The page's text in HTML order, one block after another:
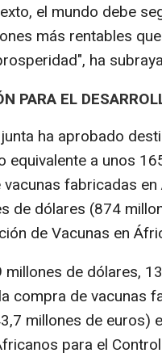
el mundo debe
más rentables
ha
PARA EL
ha aprobado
equivalente a unos
fabricadas
de dólares (874
de Vacunas en
millones de dólares,
compra de vacunas
millones de euros)
para el